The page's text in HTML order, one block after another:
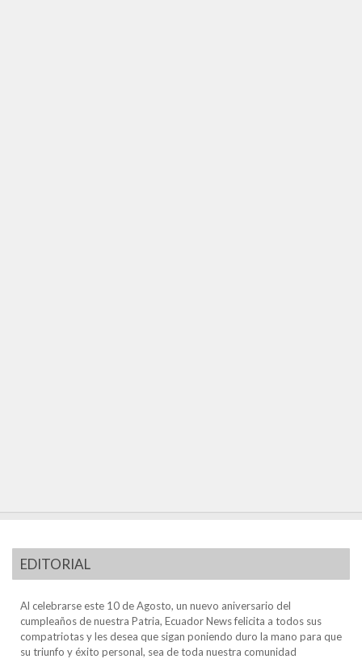
EDITORIAL
Al celebrarse este 10 de Agosto, un nuevo aniversario del
cumpleaños de nuestra Patria, Ecuador News felicita a todos sus
compatriotas y les desea que sigan poniendo duro la mano para que
su triunfo y éxito personal, sea de toda nuestra comunidad